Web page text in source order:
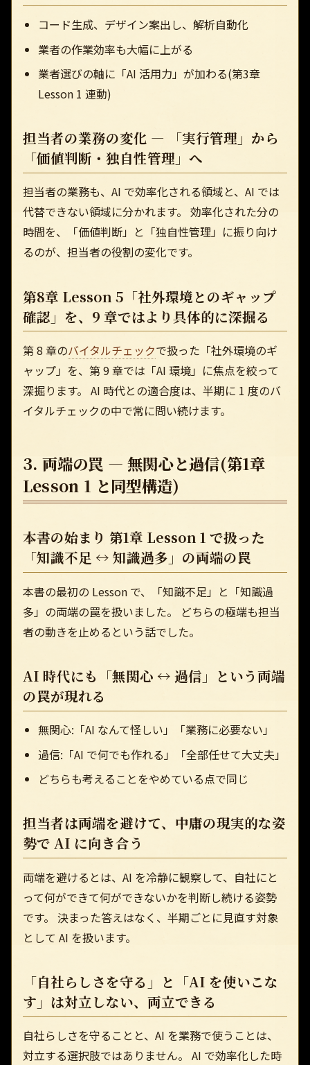
コード生成、デザイン案出し、解析自動化
業者の作業効率も大幅に上がる
業者選びの軸に「AI 活用力」が加わる(第3章
Lesson 1 連動)
担当者の業務の変化 — 「実行管理」から
「価値判断・独自性管理」へ
担当者の業務も、AI で効率化される領域と、AI では
代替できない領域に分かれます。 効率化された分の
時間を、「価値判断」と「独自性管理」に振り向け
るのが、担当者の役割の変化です。
第8章 Lesson 5「社外環境とのギャップ
確認」を、9 章ではより具体的に深掘る
第 8 章のバイタルチェックで扱った「社外環境のギ
ャップ」を、第 9 章では「AI 環境」に焦点を絞って
深掘ります。 AI 時代との適合度は、半期に 1 度のバ
イタルチェックの中で常に問い続けます。
3. 両端の罠 — 無関心と過信(第1章
Lesson 1 と同型構造)
本書の始まり 第1章 Lesson 1 で扱った
「知識不足 ↔ 知識過多」の両端の罠
本書の最初の Lesson で、「知識不足」と「知識過
多」の両端の罠を扱いました。 どちらの極端も担当
者の動きを止めるという話でした。
AI 時代にも「無関心 ↔ 過信」という両端
の罠が現れる
無関心:「AI なんて怪しい」「業務に必要ない」
過信:「AI で何でも作れる」「全部任せて大丈夫」
どちらも考えることをやめている点で同じ
担当者は両端を避けて、中庸の現実的な姿
勢で AI に向き合う
両端を避けるとは、AI を冷静に観察して、自社にと
って何ができて何ができないかを判断し続ける姿勢
です。 決まった答えはなく、半期ごとに見直す対象
として AI を扱います。
「自社らしさを守る」と「AI を使いこな
す」は対立しない、両立できる
自社らしさを守ることと、AI を業務で使うことは、
対立する選択肢ではありません。 AI で効率化した時